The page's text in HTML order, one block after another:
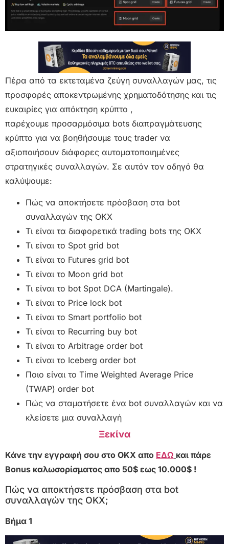
Πέρα από τα εκτεταμένα ζεύγη συναλλαγών μας, τις
προσφορές αποκεντρωμένης χρηματοδότησης και τις
ευκαιρίες για απόκτηση κρύπτο ,
παρέχουμε προσαρμόσιμα bots διαπραγμάτευσης
κρύπτο για να βοηθήσουμε τους trader να
αξιοποιήσουν διάφορες αυτοματοποιημένες
στρατηγικές συναλλαγών. Σε αυτόν τον οδηγό θα
καλύψουμε:
Πώς να αποκτήσετε πρόσβαση στα bot
συναλλαγών της OKX
Τι είναι τα διαφορετικά trading bots της OKX
Τι είναι το Spot grid bot
Τι είναι το Futures grid bot
Τι είναι το Moon grid bot
Τι είναι το bot Spot DCA (Martingale).
Τι είναι το Price lock bot
Τι είναι το Smart portfolio bot
Τι είναι το Recurring buy bot
Τι είναι το Arbitrage order bot
Τι είναι το Iceberg order bot
Ποιο είναι το Time Weighted Average Price
(TWAP) order bot
Πώς να σταματήσετε ένα bot συναλλαγών και να
κλείσετε μια συναλλαγή
Ξεκίνα
Κάνε την εγγραφή σου στο OKX απο ΕΔΩ και πάρε
Bonus καλωσορίσματος απο 50$ εως 10.000$ !
Πώς να αποκτήσετε πρόσβαση στα bot
συναλλαγών της OKX;
Βήμα 1